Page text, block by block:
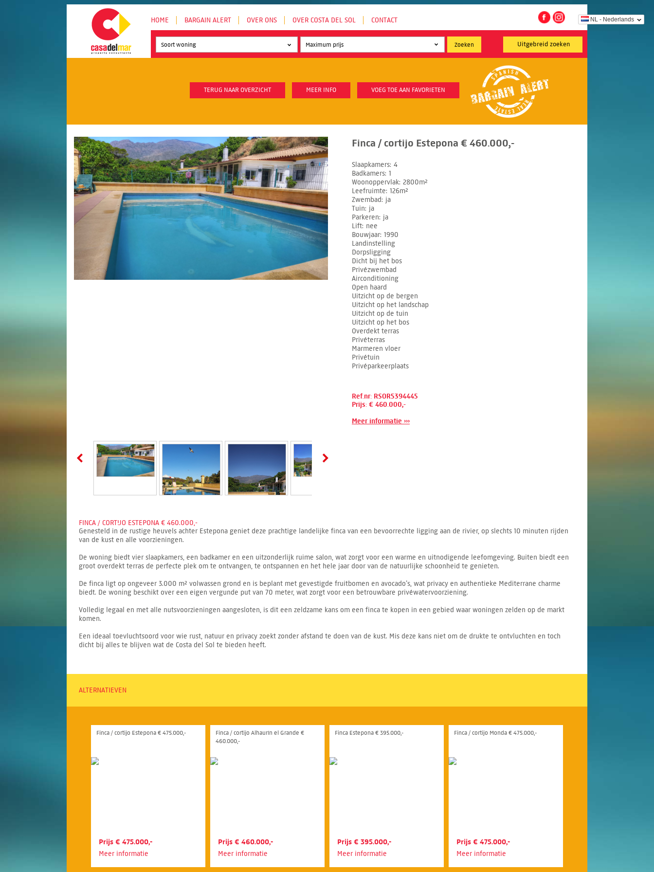
NL - Nederlands
HOME BARGAIN ALERT OVER ONS OVER COSTA DEL SOL CONTACT
Uitgebreid zoeken
Soort woning
TERUG NAAR OVERZICHT MEER INFO VOEG TOE AAN FAVORIETEN
Finca / cortijo Estepona € 460.000,-
Slaapkamers 4
Badkamers 1
Woonoppervlak 2800m²
Leefruimte 126m²
Zwembad
ja
Tuin ja
Parkeren ja
Lift nee
Bouwjaar 1990
Landinstelling
Dorpsligging
Dicht bij het bos
Privézwembad
Airconditioning
Open haard
Uitzicht op de bergen
Uitzicht op het landschap
Uitzicht op de tuin
Uitzicht op het bos
Overdekt terras
Privéterras
Marmeren vloer
Privétuin
Privéparkeerplaats
Ref.nr: RSOR5394445
Prijs: € 460.000,-
Meer informatie ›››
FINCA / CORTIJO ESTEPONA € 460.000,-
Genesteld in de rustige heuvels achter Estepona geniet deze prachtige landelijke finca van een bevoorrechte ligging aan de rivier, op slechts 10 minuten rijden
van de kust en alle voorzieningen.
De woning biedt vier slaapkamers, een badkamer en een uitzonderlijk ruime salon, wat zorgt voor een warme en uitnodigende leefomgeving. Buiten biedt een
groot overdekt terras de perfecte plek om te ontvangen, te ontspannen en het hele jaar door van de natuurlijke schoonheid te genieten.
De finca ligt op ongeveer 3.000 m² volwassen grond en is beplant met gevestigde fruitbomen en avocado’s, wat privacy en authentieke Mediterrane charme
biedt. De woning beschikt over een eigen vergunde put van 70 meter, wat zorgt voor een betrouwbare privéwatervoorziening.
Volledig legaal en met alle nutsvoorzieningen aangesloten, is dit een zeldzame kans om een finca te kopen in een gebied waar woningen zelden op de markt
komen.
Een ideaal toevluchtsoord voor wie rust, natuur en privacy zoekt zonder afstand te doen van de kust. Mis deze kans niet om de drukte te ontvluchten en toch
dicht bij alles te blijven wat de Costa del Sol te bieden heeft.
ALTERNATIEVEN
Finca / cortijo Estepona € 475.000,-
Prijs € 475.000,-
Meer informatie
Finca / cortijo Alhaurín el Grande €
460.000,-
Prijs € 460.000,-
Meer informatie
Finca Estepona € 395.000,-
Prijs € 395.000,-
Meer informatie
Finca / cortijo Monda € 475.000,-
Prijs € 475.000,-
Meer informatie